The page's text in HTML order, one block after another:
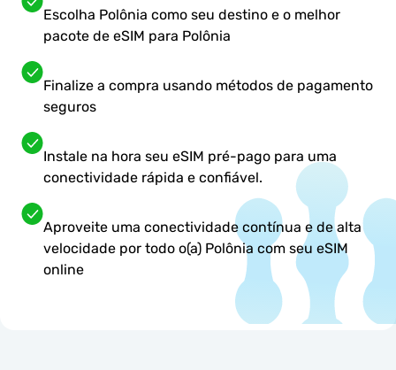
Escolha Polônia como seu destino e o melhor
pacote de eSIM para Polônia
Finalize a compra usando métodos de pagamento
seguros
Instale na hora seu eSIM pré-pago para uma
conectividade rápida e confiável.
Aproveite uma conectividade contínua e de alta
velocidade por todo o(a) Polônia com seu eSIM
online